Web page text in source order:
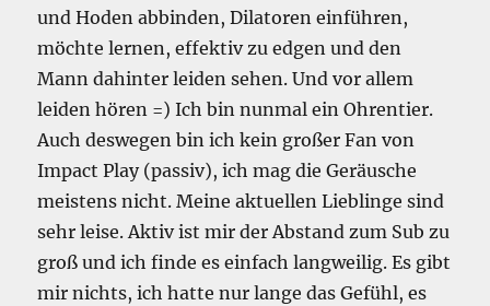
und Hoden abbinden, Dilatoren einführen,
möchte lernen, effektiv zu edgen und den
Mann dahinter leiden sehen. Und vor allem
leiden hören =) Ich bin nunmal ein Ohrentier.
Auch deswegen bin ich kein großer Fan von
Impact Play (passiv), ich mag die Geräusche
meistens nicht. Meine aktuellen Lieblinge sind
sehr leise. Aktiv ist mir der Abstand zum Sub zu
groß und ich finde es einfach langweilig. Es gibt
mir nichts, ich hatte nur lange das Gefühl, es